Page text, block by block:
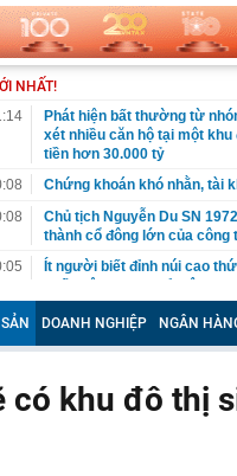
NHẤT!
Phát hiện bất thường từ
xét nhiều căn hộ tại một
tiền hơn 30.000 tỷ
Chứng khoán khó nhằn, tài
Chủ tịch Nguyễn Du SN
thành cổ đông lớn của công
Ít người biết đỉnh núi cao
trekking
Việt Nam có 1 hệ thống y
giường bệnh, vừa được
56 mã chứng khoán bị
DOANH NGHIỆP NGÂN
có khu đô thị